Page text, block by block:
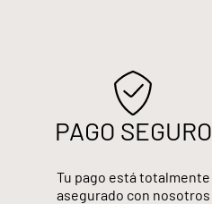
PAGO SEGURO
Tu pago está totalmente
asegurado con nosotros